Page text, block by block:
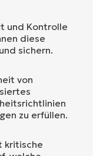
und Kontrolle
diese
sichern.
von
zu erfüllen.
kritische